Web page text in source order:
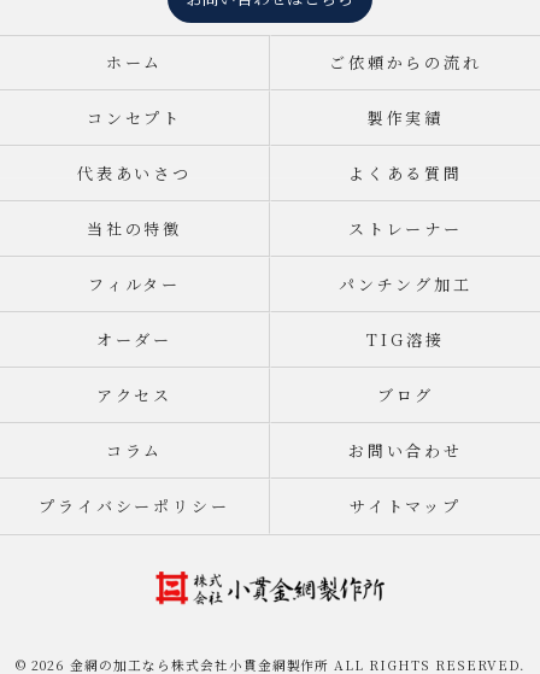
ホーム ご依頼からの流れ
コンセプト 製作実績
代表あいさつ よくある質問
当社の特徴 ストレーナー
フィルター パンチング加工
オーダー TIG溶接
アクセス ブログ
コラム お問い合わせ
プライバシーポリシー サイトマップ
© 2026 金網の加工なら株式会社小貫金網製作所 ALL RIGHTS RESERVED.